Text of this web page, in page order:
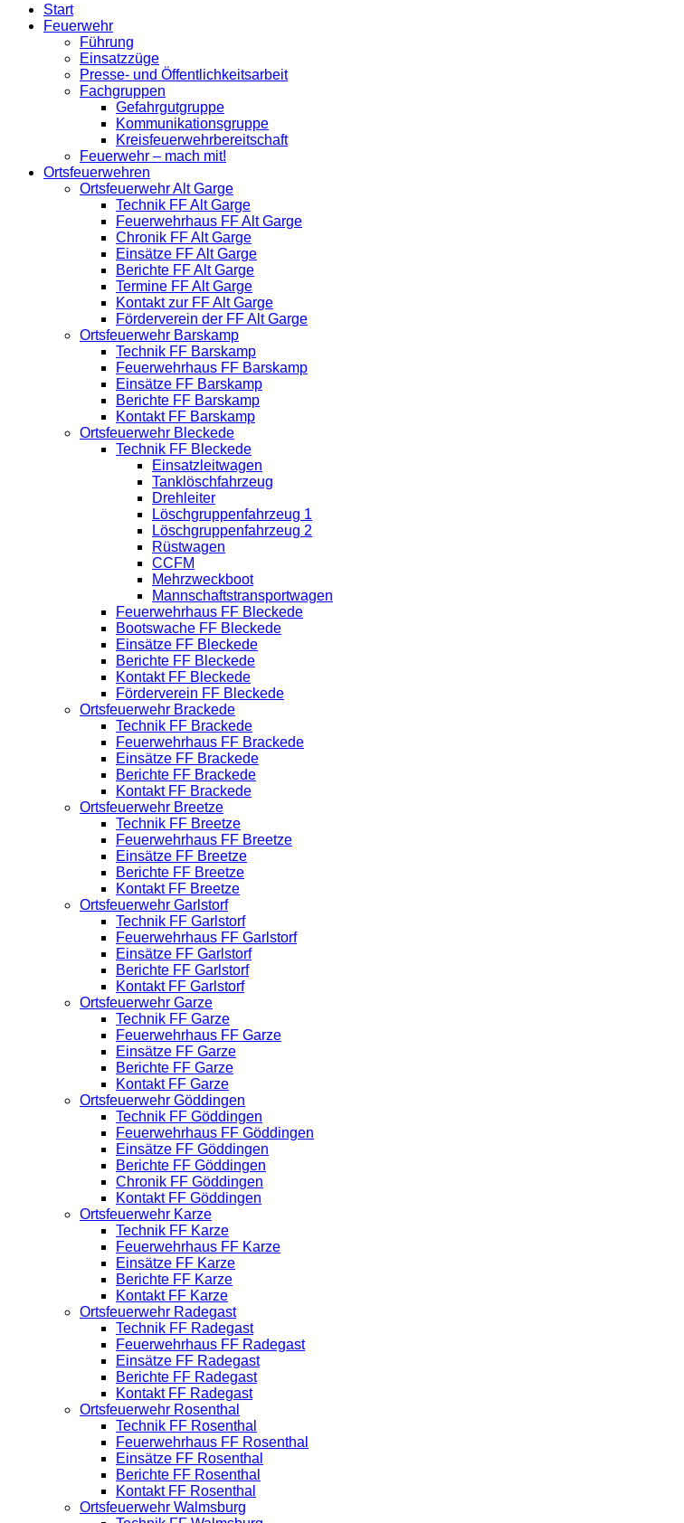
Start
Feuerwehr
Führung
Einsatzzüge
Presse- und Öffentlichkeitsarbeit
Fachgruppen
Gefahrgutgruppe
Kommunikationsgruppe
Kreisfeuerwehrbereitschaft
Feuerwehr – mach mit!
Ortsfeuerwehren
Ortsfeuerwehr Alt Garge
Technik FF Alt Garge
Feuerwehrhaus FF Alt Garge
Chronik FF Alt Garge
Einsätze FF Alt Garge
Berichte FF Alt Garge
Termine FF Alt Garge
Kontakt zur FF Alt Garge
Förderverein der FF Alt Garge
Ortsfeuerwehr Barskamp
Technik FF Barskamp
Feuerwehrhaus FF Barskamp
Einsätze FF Barskamp
Berichte FF Barskamp
Kontakt FF Barskamp
Ortsfeuerwehr Bleckede
Technik FF Bleckede
Einsatzleitwagen
Tanklöschfahrzeug
Drehleiter
Löschgruppenfahrzeug 1
Löschgruppenfahrzeug 2
Rüstwagen
CCFM
Mehrzweckboot
Mannschaftstransportwagen
Feuerwehrhaus FF Bleckede
Bootswache FF Bleckede
Einsätze FF Bleckede
Berichte FF Bleckede
Kontakt FF Bleckede
Förderverein FF Bleckede
Ortsfeuerwehr Brackede
Technik FF Brackede
Feuerwehrhaus FF Brackede
Einsätze FF Brackede
Berichte FF Brackede
Kontakt FF Brackede
Ortsfeuerwehr Breetze
Technik FF Breetze
Feuerwehrhaus FF Breetze
Einsätze FF Breetze
Berichte FF Breetze
Kontakt FF Breetze
Ortsfeuerwehr Garlstorf
Technik FF Garlstorf
Feuerwehrhaus FF Garlstorf
Einsätze FF Garlstorf
Berichte FF Garlstorf
Kontakt FF Garlstorf
Ortsfeuerwehr Garze
Technik FF Garze
Feuerwehrhaus FF Garze
Einsätze FF Garze
Berichte FF Garze
Kontakt FF Garze
Ortsfeuerwehr Göddingen
Technik FF Göddingen
Feuerwehrhaus FF Göddingen
Einsätze FF Göddingen
Berichte FF Göddingen
Chronik FF Göddingen
Kontakt FF Göddingen
Ortsfeuerwehr Karze
Technik FF Karze
Feuerwehrhaus FF Karze
Einsätze FF Karze
Berichte FF Karze
Kontakt FF Karze
Ortsfeuerwehr Radegast
Technik FF Radegast
Feuerwehrhaus FF Radegast
Einsätze FF Radegast
Berichte FF Radegast
Kontakt FF Radegast
Ortsfeuerwehr Rosenthal
Technik FF Rosenthal
Feuerwehrhaus FF Rosenthal
Einsätze FF Rosenthal
Berichte FF Rosenthal
Kontakt FF Rosenthal
Ortsfeuerwehr Walmsburg